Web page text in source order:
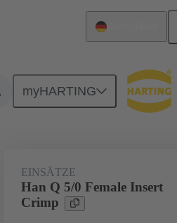
myHARTING
Han-Yellock® Einsätze
EINSÄTZE
Han Q 5/0 Female Insert
Crimp